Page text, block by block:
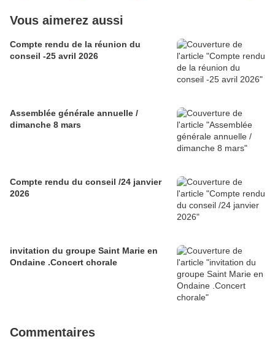
Vous aimerez aussi
Compte rendu de la réunion du
conseil -25 avril 2026
Assemblée générale annuelle /
dimanche 8 mars
Compte rendu du conseil /24 janvier
2026
invitation du groupe Saint Marie en
Ondaine .Concert chorale
Commentaires